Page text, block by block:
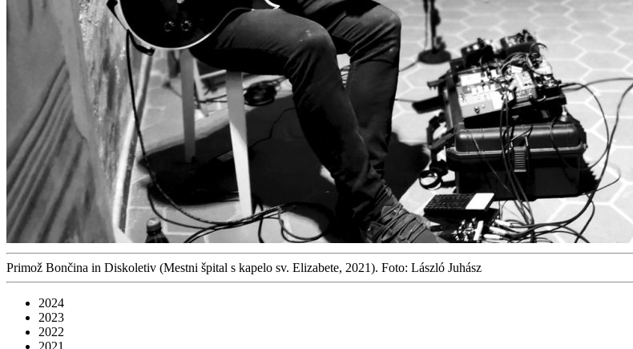
Primož Bončina in Diskoletiv (Mestni špital s kapelo sv. Elizabete, 2021). Foto: László Juhász
2024
2023
2022
2021